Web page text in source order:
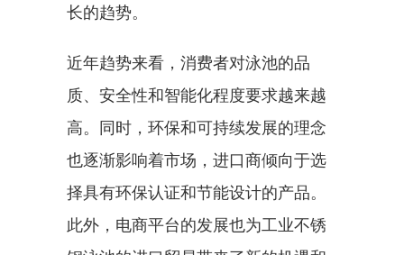
长的趋势。
近年趋势来看，消费者对泳池的品
质、安全性和智能化程度要求越来越
高。同时，环保和可持续发展的理念
也逐渐影响着市场，进口商倾向于选
择具有环保认证和节能设计的产品。
此外，电商平台的发展也为工业不锈